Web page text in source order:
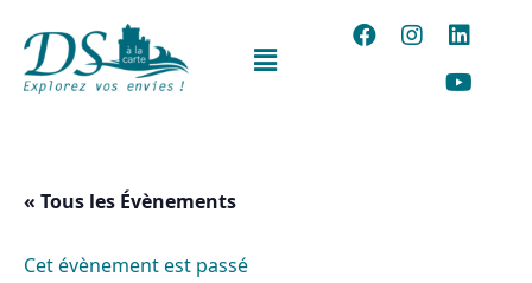
« Tous les Évènements
Cet évènement est passé